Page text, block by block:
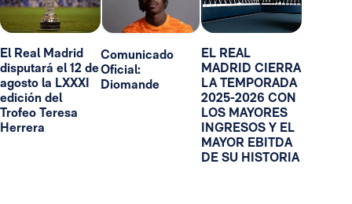
El Real Madrid
disputará el 12 de
agosto la LXXXI
edición del
Trofeo Teresa
Herrera
Comunicado
Oficial:
Diomande
EL REAL
MADRID CIERRA
LA TEMPORADA
2025-2026 CON
LOS MAYORES
INGRESOS Y EL
MAYOR EBITDA
DE SU HISTORIA